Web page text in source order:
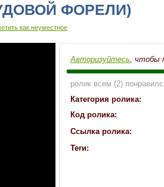
ФОРЕЛИ)
как неуместное
Авторизуйтесь , чтобы
ролик всем (2)
Категория ролика:
Код ролика:
Ссылка ролика:
Теги: